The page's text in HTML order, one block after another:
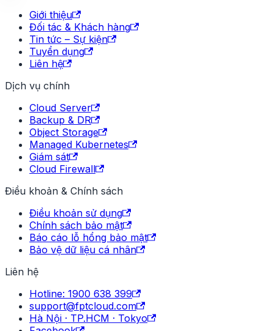
Giới thiệu
Đối tác & Khách hàng
Tin tức – Sự kiện
Tuyển dụng
Liên hệ
Dịch vụ chính
Cloud Server
Backup & DR
Object Storage
Managed Kubernetes
Giám sát
Cloud Firewall
Điều khoản & Chính sách
Điều khoản sử dụng
Chính sách bảo mật
Báo cáo lỗ hổng bảo mật
Bảo vệ dữ liệu cá nhân
Liên hệ
Hotline: 1900 638 399
support@fptcloud.com
Hà Nội · TP.HCM · Tokyo